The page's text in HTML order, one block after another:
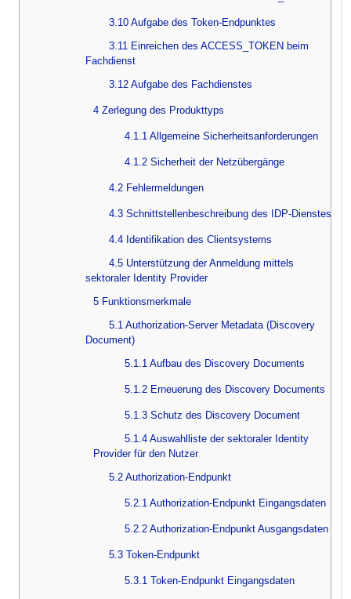
3.10 Aufgabe des Token-Endpunktes
3.11 Einreichen des ACCESS_TOKEN beim
Fachdienst
3.12 Aufgabe des Fachdienstes
4 Zerlegung des Produkttyps
4.1.1 Allgemeine Sicherheitsanforderungen
4.1.2 Sicherheit der Netzübergänge
4.2 Fehlermeldungen
4.3 Schnittstellenbeschreibung des IDP-Dienstes
4.4 Identifikation des Clientsystems
4.5 Unterstützung der Anmeldung mittels
sektoraler Identity Provider
5 Funktionsmerkmale
5.1 Authorization-Server Metadata (Discovery
Document)
5.1.1 Aufbau des Discovery Documents
5.1.2 Erneuerung des Discovery Documents
5.1.3 Schutz des Discovery Document
5.1.4 Auswahlliste der sektoraler Identity
Provider für den Nutzer
5.2 Authorization-Endpunkt
5.2.1 Authorization-Endpunkt Eingangsdaten
5.2.2 Authorization-Endpunkt Ausgangsdaten
5.3 Token-Endpunkt
5.3.1 Token-Endpunkt Eingangsdaten